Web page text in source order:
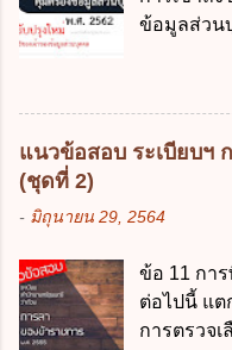
แม่บทใด
ประมาณ
บัญญัติเงิน
กระทรวงก
การรับเงิน
สำรองจ่าย
บาท ข.
บาท ข้อ 4
ข้อมูลส่วน
การประ
ควบคุมข้อ
บุคคลตาม
กฎหมายคุ้
ข้อมูลส่วน
เรียน ค. อุ
สำคัญของ
แนวข้อสอบ ระเบียบฯ
(ชุดที่ 2)
- มิถุนายน 29, 2564
ข้อ 11 กา
ต่อไปนี้ แต
การตรวจ